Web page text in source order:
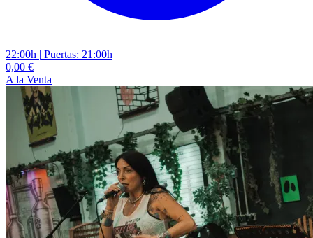
22:00h | Puertas: 21:00h
0,00 €
A la Venta